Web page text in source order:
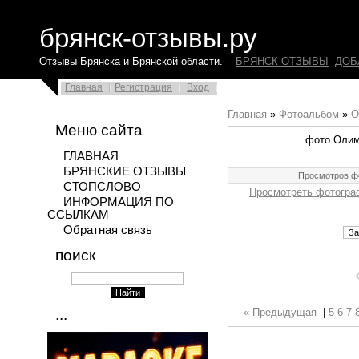
брянск-отзывы.ру
Отзывы Брянска и Брянской области. БРЯНСК ОТЗЫВЫ
Главная Регистрация Вход
Меню сайта
ГЛАВНАЯ
БРЯНСКИЕ ОТЗЫВЫ
СТОПСЛОВО
ИНФОРМАЦИЯ ПО
ССЫЛКАМ
Обратная связь
поиск
...
Главная » Фотоальбом »
фото
Просмотров
Просмотреть
« Предыдущая 5 6 7